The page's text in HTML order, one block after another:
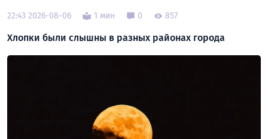
22:43 2026-08-06 1 мин 0 857
Хлопки были слышны в разных районах города